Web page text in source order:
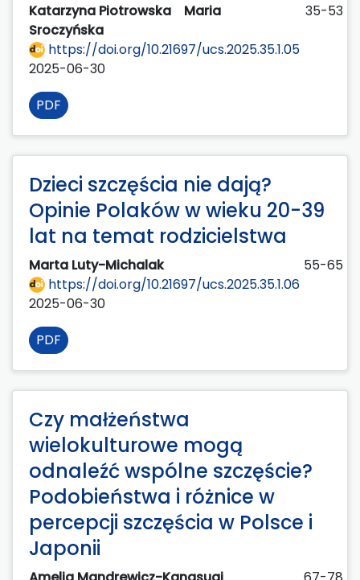
Katarzyna Piotrowska
Maria
Sroczyńska
35-53
https://doi.org/10.21697/ucs.2025.35.1.05
2025-06-30
PDF
Dzieci szczęścia nie dają?
Opinie Polaków w wieku 20-39
lat na temat rodzicielstwa
Marta Luty-Michalak
55-65
https://doi.org/10.21697/ucs.2025.35.1.06
2025-06-30
PDF
Czy małżeństwa
wielokulturowe mogą
odnaleźć wspólne szczęście?
Podobieństwa i różnice w
percepcji szczęścia w Polsce i
Japonii